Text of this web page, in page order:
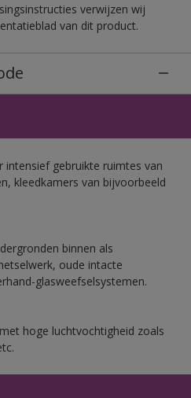
verwijzen wij
van dit product.
intensief gebruikte ruimtes van
kleedkamers van bijvoorbeeld
binnen als
oude intacte
glasweefselsystemen.
hoge luchtvochtigheid zoals